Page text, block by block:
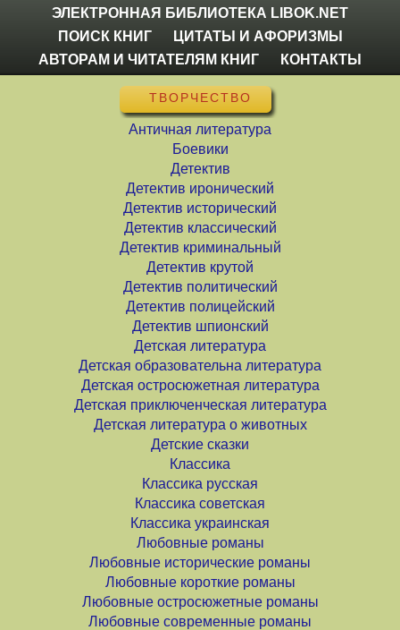
ЭЛЕКТРОННАЯ БИБЛИОТЕКА LIBOK.NET
ПОИСК КНИГ
ЦИТАТЫ И АФОРИЗМЫ
АВТОРАМ И ЧИТАТЕЛЯМ КНИГ
КОНТАКТЫ
ТВОРЧЕСТВО
Античная литература
Боевики
Детектив
Детектив иронический
Детектив исторический
Детектив классический
Детектив криминальный
Детектив крутой
Детектив политический
Детектив полицейский
Детектив шпионский
Детская литература
Детская образовательна литература
Детская остросюжетная литература
Детская приключенческая литература
Детская литература о животных
Детские сказки
Классика
Классика русская
Классика советская
Классика украинская
Любовные романы
Любовные исторические романы
Любовные короткие романы
Любовные остросюжетные романы
Любовные современные романы